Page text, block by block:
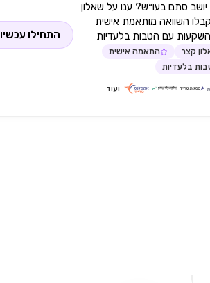
סתם בעו״ש? ענו על שאלון
השוואה מותאמת אישית
עם הטבות בלעדיות
קצר
התאמה אישית
בלעדיות
ועוד
התחילו עכשיו